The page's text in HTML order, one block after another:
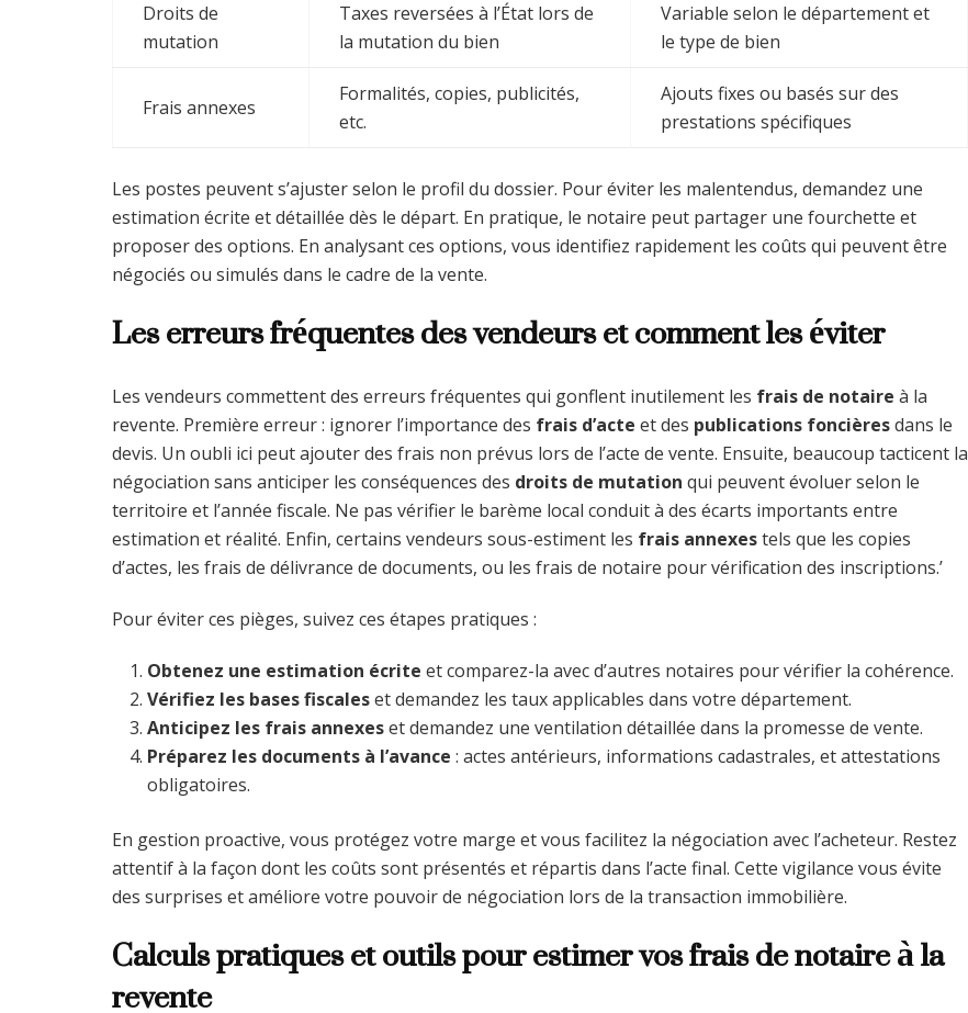
Droits de
mutation
Taxes reversées à l’État lors de
la mutation du bien
Variable selon le département et
le type de bien
Frais annexes
Formalités, copies, publicités,
etc.
Ajouts fixes ou basés sur des
prestations spécifiques
Les postes peuvent s’ajuster selon le profil du dossier. Pour éviter les malentendus, demandez une
estimation écrite et détaillée dès le départ. En pratique, le notaire peut partager une fourchette et
proposer des options. En analysant ces options, vous identifiez rapidement les coûts qui peuvent être
négociés ou simulés dans le cadre de la vente.
Les erreurs fréquentes des vendeurs et comment les éviter
Les vendeurs commettent des erreurs fréquentes qui gonflent inutilement les frais de notaire à la
revente. Première erreur : ignorer l’importance des frais d’acte et des publications foncièresdans le
devis. Un oubli ici peut ajouter des frais non prévus lors de l’acte de vente. Ensuite, beaucoup tacticent la
négociation sans anticiper les conséquences des droits de mutation qui peuvent évoluer selon le
territoire et l’année fiscale. Ne pas vérifier le barème local conduit à des écarts importants entre
estimation et réalité. Enfin, certains vendeurs sous-estiment les frais annexestels que les copies
d’actes, les frais de délivrance de documents, ou les frais de notaire pour vérification des inscriptions.’
Pour éviter ces pièges, suivez ces étapes pratiques :
Obtenez une estimation écrite et comparez-la avec d’autres notaires pour vérifier la cohérence.
Vérifiez les bases fiscaleset demandez les taux applicables dans votre département.
Anticipez les frais annexeset demandez une ventilation détaillée dans la promesse de vente.
Préparez les documents à l’avance : actes antérieurs, informations cadastrales, et attestations
obligatoires.
En gestion proactive, vous protégez votre marge et vous facilitez la négociation avec l’acheteur. Restez
attentif à la façon dont les coûts sont présentés et répartis dans l’acte final. Cette vigilance vous évite
des surprises et améliore votre pouvoir de négociation lors de la transaction immobilière.
Calculs pratiques et outils pour estimer vos frais de notaire à la
revente